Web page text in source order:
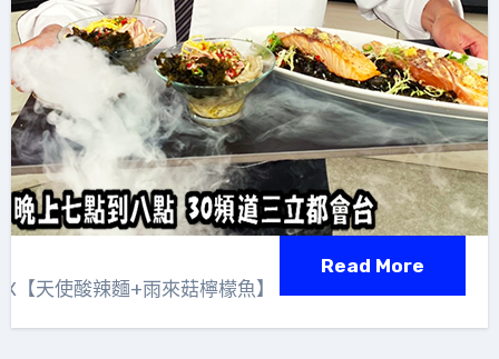
【天使酸辣麵+雨來菇檸檬魚】
Read More